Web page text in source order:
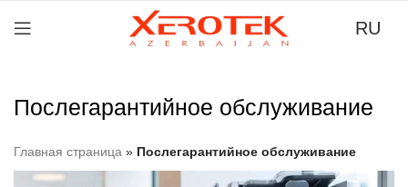
RU
Послегарантийное обслуживание
Главная страница » Послегарантийное обслуживание